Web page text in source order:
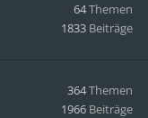
64Themen
1833 Beiträge
364Themen
1966 Beiträge